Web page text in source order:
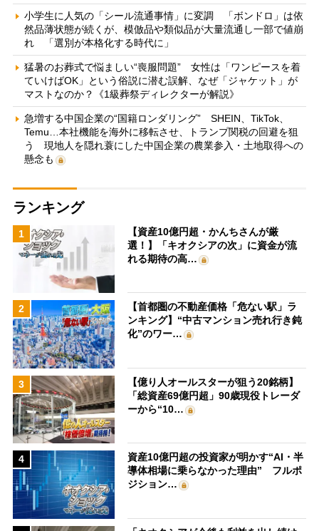
小学生に人気の「シール流通事情」に変調 「ボンドロ」は依
然品薄状態が続くが、模倣品や類似品が大量流通し一部で値崩
れ 「選別が本格化する時代に」
猛暑のお葬式で悩ましい“喪服問題” 女性は「ワンピースを着
ていけばOK」という俗説に潜む誤解、なぜ「ジャケット」が
マストなのか？《1級葬祭ディレクターが解説》
急増する中国企業の“国籍ロンダリング” SHEIN、TikTok、
Temu…本社機能を海外に移転させ、トランプ関税の回避を狙
う 現地人を隠れ蓑にした中国企業の農業参入・土地取得への
懸念も
ランキング
1
【資産10億円超・かんちさんが厳
選！】「キオクシアの次」に資金が流
れる期待の高…
2
【首都圏の不動産価格「危ない駅」ラ
ンキング】“中古マンション売れ行き鈍
化”のワー…
3
【億り人オールスターが狙う20銘柄】
「総資産69億円超」90歳現役トレーダ
ーから“10…
4
資産10億円超の投資家が明かす“AI・半
導体相場に乗らなかった理由” フルポ
ジション…